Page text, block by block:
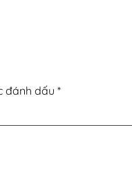
đánh dấu *